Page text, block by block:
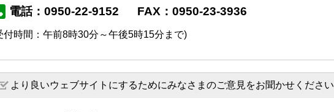
電話：0950-22-9152 FAX：0950-23-3936
付時間：午前8時30分～午後5時15分まで)
より良いウェブサイトにするためにみなさまのご意見をお聞かせください